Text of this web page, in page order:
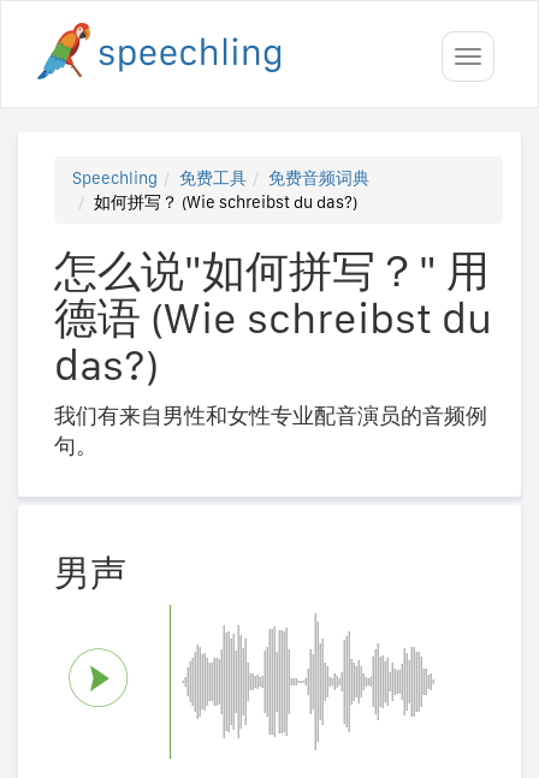
Toggle
Speechling 免费工具
免费音频词典
如何拼写？ (Wie schreibst du das?)
怎么说"如何拼写？" 用
德语 (Wie schreibst du
das?)
我们有来自男性和女性专业配音演员的音频例
句。
男声